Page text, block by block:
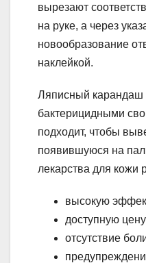
вырезают
на руке, а через
новообразование
наклейкой.
Ляписный карандаш
бактерицидными
подходит, чтобы
появившуюся на
лекарства для кожи
высокую
доступную
отсутствие